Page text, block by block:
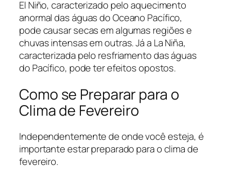
El Niño, caracterizado pelo aquecimento
anormal das águas do Oceano Pacífico,
pode causar secas em algumas regiões e
chuvas intensas em outras. Já a La Niña,
caracterizada pelo resfriamento das águas
do Pacífico, pode ter efeitos opostos.
Como se Preparar para o
Clima de Fevereiro
Independentemente de onde você esteja, é
importante estar preparado para o clima de
fevereiro.